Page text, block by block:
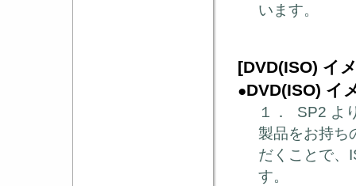
います。
[DVD(ISO) イ
●DVD(ISO) イ
１． SP2 よ
製品をお持ち
だくことで、
す。